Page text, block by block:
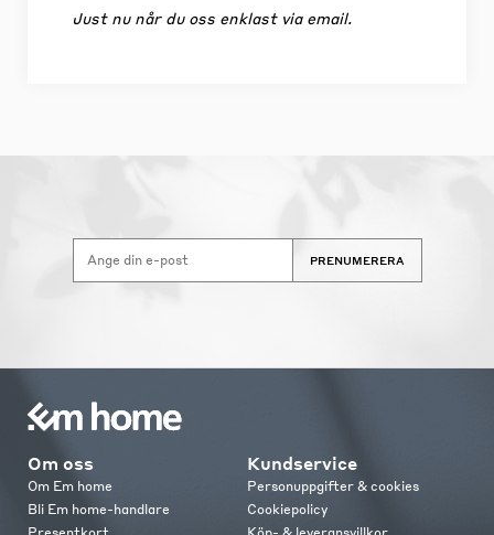
Just nu når du oss enklast via email.
PRENUMERERA
Om oss
Om Em home
Bli Em home-handlare
Kundservice
Personuppgifter & cookies
Cookiepolicy